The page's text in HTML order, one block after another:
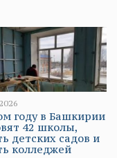
году в Башкирии
42 школы,
детских садов и
колледжей